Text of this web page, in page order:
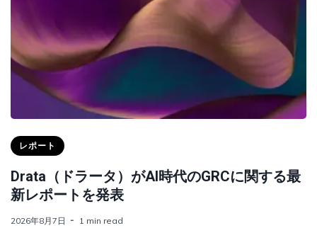
レポート
Drata（ドラータ）がAI時代のGRCに関する最
新レポートを発表
2026年8月7日 1 min read